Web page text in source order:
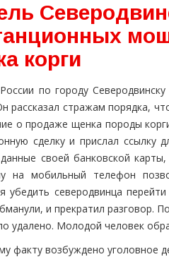
корги
по городу
рассказал стражам порядка,
о продаже щенка породы
сделку и прислал ссылку
своей банковской
на мобильный телефон
убедить северодвинца
и прекратил разговор.
удалено. Молодой человек
факту возбуждено уголовное